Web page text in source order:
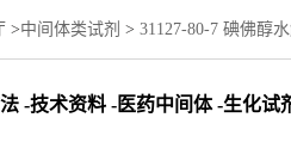
>中间体类试剂 > 31127-80-7 碘佛醇
-技术资料 -医药中间体 -生化试